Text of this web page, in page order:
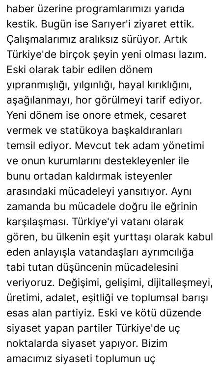
haber üzerine programlarımızı yarıda
kestik. Bugün ise Sarıyer'i ziyaret ettik.
Çalışmalarımız aralıksız sürüyor. Artık
Türkiye'de birçok şeyin yeni olması lazım.
Eski olarak tabir edilen dönem
yıpranmışlığı, yılgınlığı, hayal kırıklığını,
aşağılanmayı, hor görülmeyi tarif ediyor.
Yeni dönem ise onore etmek, cesaret
vermek ve statükoya başkaldıranları
temsil ediyor. Mevcut tek adam yönetimi
ve onun kurumlarını destekleyenler ile
bunu ortadan kaldırmak isteyenler
arasındaki mücadeleyi yansıtıyor. Aynı
zamanda bu mücadele doğru ile eğrinin
karşılaşması. Türkiye'yi vatanı olarak
gören, bu ülkenin eşit yurttaşı olarak kabul
eden anlayışla vatandaşları ayrımcılığa
tabi tutan düşüncenin mücadelesini
veriyoruz. Değişimi, gelişimi, dijitalleşmeyi,
üretimi, adalet, eşitliği ve toplumsal barışı
esas alan partiyiz. Eski ve kötü düzende
siyaset yapan partiler Türkiye'de uç
noktalarda siyaset yapıyor. Bizim
amacımız siyaseti toplumun uç